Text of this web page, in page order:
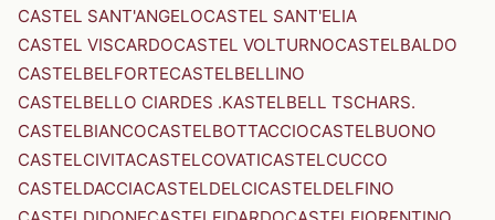
CASTEL SANT'ANGELOCASTEL SANT'ELIA
CASTEL VISCARDOCASTEL VOLTURNOCASTELBALDO
CASTELBELFORTECASTELBELLINO
CASTELBELLO CIARDES .KASTELBELL TSCHARS.
CASTELBIANCOCASTELBOTTACCIOCASTELBUONO
CASTELCIVITACASTELCOVATICASTELCUCCO
CASTELDACCIACASTELDELCICASTELDELFINO